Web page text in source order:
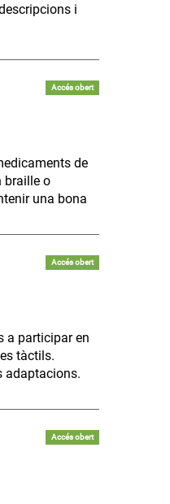
i
Accés obert
de
braille o
una bona
Accés obert
a participar en
tàctils.
adaptacions.
Accés obert